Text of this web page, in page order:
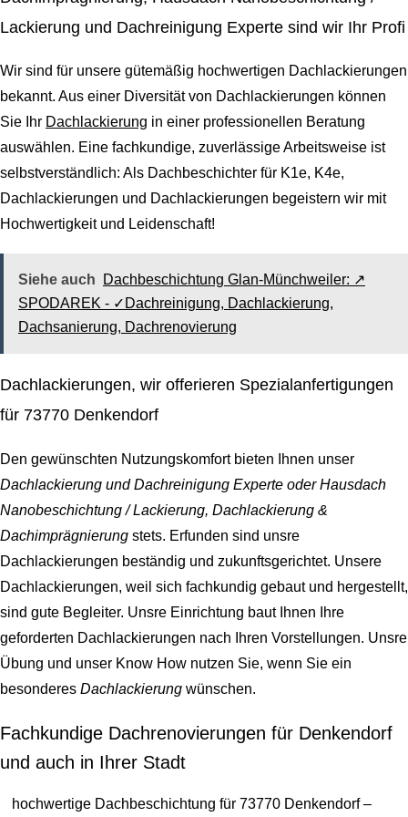
Lackierung und Dachreinigung Experte sind wir Ihr Profi
Wir sind für unsere gütemäßig hochwertigen Dachlackierungen
bekannt. Aus einer Diversität von Dachlackierungen können
Sie Ihr Dachlackierung in einer professionellen Beratung
auswählen. Eine fachkundige, zuverlässige Arbeitsweise ist
selbstverständlich: Als Dachbeschichter für K1e, K4e,
Dachlackierungen und Dachlackierungen begeistern wir mit
Hochwertigkeit und Leidenschaft!
Siehe auch
Dachbeschichtung Glan-Münchweiler: ↗️
SPODAREK - ✓Dachreinigung, Dachlackierung,
Dachsanierung, Dachrenovierung
Dachlackierungen, wir offerieren Spezialanfertigungen
für 73770 Denkendorf
Den gewünschten Nutzungskomfort bieten Ihnen unser
Dachlackierung und Dachreinigung Experte oder Hausdach
Nanobeschichtung / Lackierung, Dachlackierung &
Dachimprägnierung stets. Erfunden sind unsre
Dachlackierungen beständig und zukunftsgerichtet. Unsere
Dachlackierungen, weil sich fachkundig gebaut und hergestellt,
sind gute Begleiter. Unsre Einrichtung baut Ihnen Ihre
geforderten Dachlackierungen nach Ihren Vorstellungen. Unsre
Übung und unser Know How nutzen Sie, wenn Sie ein
besonderes Dachlackierung wünschen.
Fachkundige Dachrenovierungen für Denkendorf
und auch in Ihrer Stadt
hochwertige Dachbeschichtung für 73770 Denkendorf –